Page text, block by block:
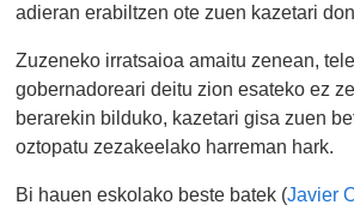
adieran erabiltzen ote zuen kazetari
Zuzeneko irratsaioa amaitu zenean,
gobernadoreari deitu zion esateko ez
berarekin bilduko, kazetari gisa zuen
oztopatu zezakeelako harreman hark.
Bi hauen eskolako beste batek (Javier